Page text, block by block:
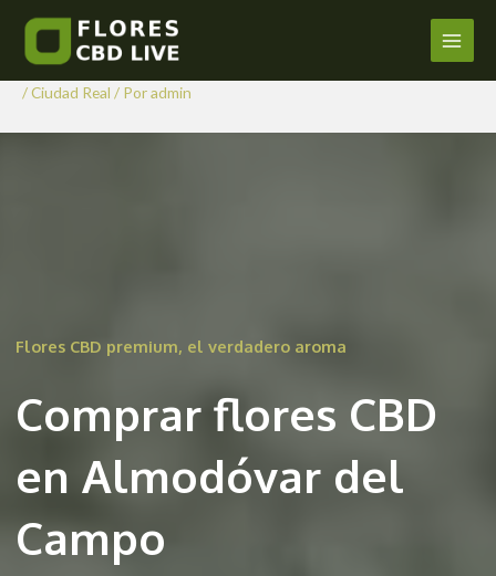
contenido
Main
Comprar Flores CBD en
Almodóvar del Campo
/Ciudad Real / Poradmin
Flores CBD premium, el verdadero aroma
Comprar flores CBD
en Almodóvar del
Campo